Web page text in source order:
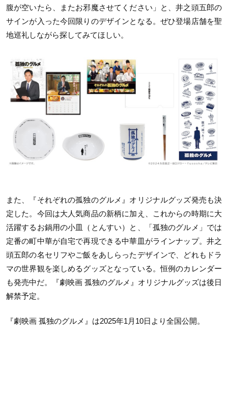
腹が空いたら、またお邪魔させてください」と、井之頭五郎の
サインが入った今回限りのデザインとなる。ぜひ登場店舗を聖
地巡礼しながら探してみてほしい。
また、『それぞれの孤独のグルメ』オリジナルグッズ発売も決
定した。今回は大人気商品の新柄に加え、これからの時期に大
活躍するお鍋用の小皿（とんすい）と、「孤独のグルメ」では
定番の町中華が自宅で再現できる中華皿がラインナップ。井之
頭五郎の名セリフやご飯をあしらったデザインで、どれもドラ
マの世界観を楽しめるグッズとなっている。恒例のカレンダー
も発売中だ。『劇映画 孤独のグルメ』オリジナルグッズは後日
解禁予定。
『劇映画 孤独のグルメ』は2025年1月10日より全国公開。